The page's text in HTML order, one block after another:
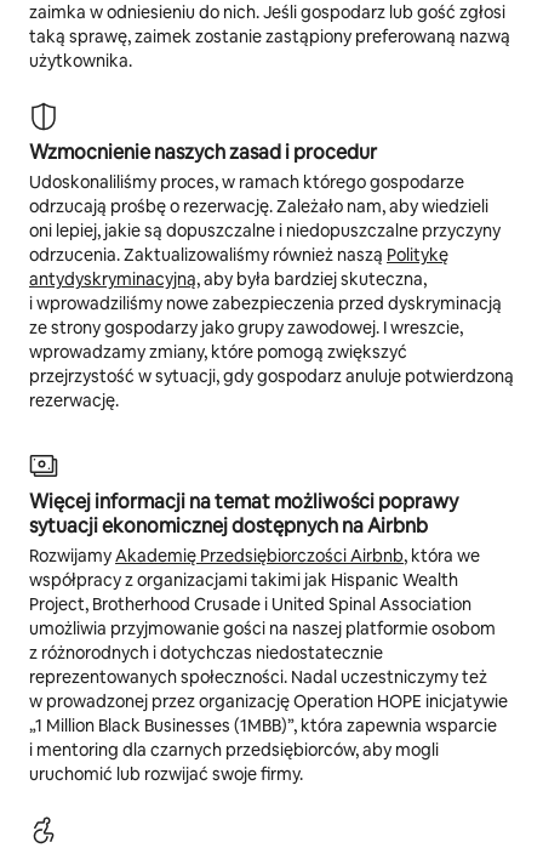
zaimka w odniesieniu do nich. Jeśli gospodarz lub gość zgłosi
taką sprawę, zaimek zostanie zastąpiony preferowaną nazwą
użytkownika.
Wzmocnienie naszych zasad i procedur
Udoskonaliliśmy proces, w ramach którego gospodarze
odrzucają prośbę o rezerwację. Zależało nam, aby wiedzieli
oni lepiej, jakie są dopuszczalne i niedopuszczalne przyczyny
odrzucenia. Zaktualizowaliśmy również naszą Politykę
antydyskryminacyjną, aby była bardziej skuteczna,
i wprowadziliśmy nowe zabezpieczenia przed dyskryminacją
ze strony gospodarzy jako grupy zawodowej. I wreszcie,
wprowadzamy zmiany, które pomogą zwiększyć
przejrzystość w sytuacji, gdy gospodarz anuluje potwierdzoną
rezerwację.
Więcej informacji na temat możliwości poprawy
sytuacji ekonomicznej dostępnych na Airbnb
RozwijamyAkademię Przedsiębiorczości Airbnb, która we
współpracy z organizacjami takimi jak Hispanic Wealth
Project, Brotherhood Crusade i United Spinal Association
umożliwia przyjmowanie gości na naszej platformie osobom
z różnorodnych i dotychczas niedostatecznie
reprezentowanych społeczności. Nadal uczestniczymy też
w prowadzonej przez organizację Operation HOPE inicjatywie
„1 Million Black Businesses (1MBB)”, która zapewnia wsparcie
i mentoring dla czarnych przedsiębiorców, aby mogli
uruchomić lub rozwijać swoje firmy.